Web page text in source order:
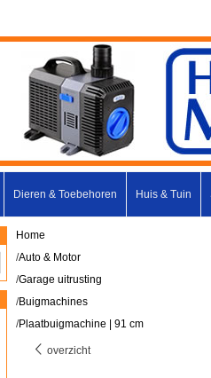
Dieren & Toebehoren Huis & Tuin
Home
/Auto & Motor
/Garage uitrusting
/Buigmachines
/Plaatbuigmachine | 91 cm
overzicht